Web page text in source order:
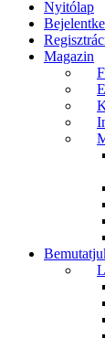
Nyitólap
Magazin